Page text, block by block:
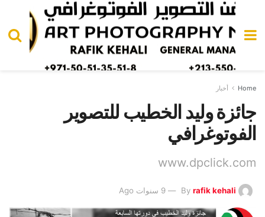
Home أخبار
جائزة وليد الخطيب للتصوير
الفوتوغرافي
www.dpclick.com
By rafik kehali 9 سنوات Ago